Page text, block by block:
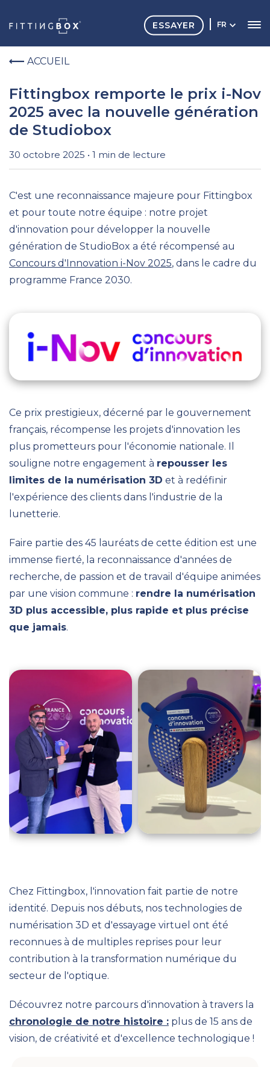
FR
ESSAYER
ACCUEIL
Fittingbox remporte le prix i-Nov
2025 avec la nouvelle génération
de Studiobox
30 octobre 2025 • 1 min de lecture
C'est une reconnaissance majeure pour Fittingbox
et pour toute notre équipe : notre projet
d'innovation pour développer la nouvelle
génération de StudioBox a été récompensé au
Concours d'Innovation i-Nov 2025, dans le cadre du
programme France 2030.
Ce prix prestigieux, décerné par le gouvernement
français, récompense les projets d'innovation les
plus prometteurs pour l'économie nationale. Il
souligne notre engagement à repousser les
limites de la numérisation 3D et à redéfinir
l'expérience des clients dans l'industrie de la
lunetterie.
Faire partie des 45 lauréats de cette édition est une
immense fierté, la reconnaissance d'années de
recherche, de passion et de travail d'équipe animées
par une vision commune : rendre la numérisation
3D plus accessible, plus rapide et plus précise
que jamais.
Chez Fittingbox, l'innovation fait partie de notre
identité. Depuis nos débuts, nos technologies de
numérisation 3D et d'essayage virtuel ont été
reconnues à de multiples reprises pour leur
contribution à la transformation numérique du
secteur de l'optique.
Découvrez notre parcours d'innovation à travers la
chronologie de notre histoire : plus de 15 ans de
vision, de créativité et d'excellence technologique !